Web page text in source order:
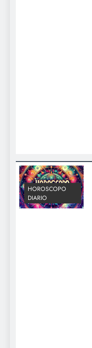
HOROSCOPO
DIARIO